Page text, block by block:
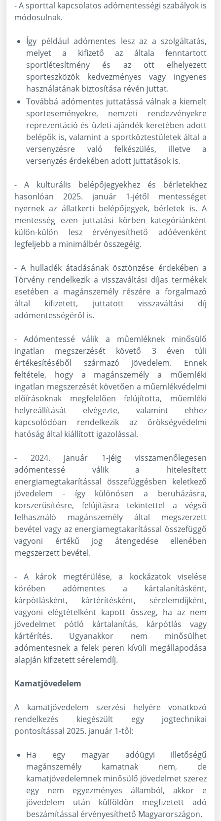
- A sporttal kapcsolatos adómentességi szabályok is
módosulnak.
Így például adómentes lesz az a szolgáltatás,
melyet a kifizető az általa fenntartott
sportlétesítmény és az ott elhelyezett
sporteszközök kedvezményes vagy ingyenes
használatának biztosítása révén juttat.
Továbbá adómentes juttatássá válnak a kiemelt
sporteseményekre, nemzeti rendezvényekre
reprezentáció és üzleti ajándék keretében adott
belépők is, valamint a sportköztestületek által a
versenyzésre való felkészülés, illetve a
versenyzés érdekében adott juttatások is.
- A kulturális belépőjegyekhez és bérletekhez
hasonlóan 2025. január 1-jétől mentességet
nyernek az állatkerti belépőjegyek, bérletek is. A
mentesség ezen juttatási körben kategóriánként
külön-külön lesz érvényesíthető adóévenként
legfeljebb a minimálbér összegéig.
- A hulladék átadásának ösztönzése érdekében a
Törvény rendelkezik a visszaváltási díjas termékek
esetében a magánszemély részére a forgalmazó
által kifizetett, juttatott visszaváltási díj
adómentességéről is.
- Adómentessé válik a műemléknek minősülő
ingatlan megszerzését követő 3 éven túli
értékesítéséből származó jövedelem. Ennek
feltétele, hogy a magánszemély a műemléki
ingatlan megszerzését követően a műemlékvédelmi
előírásoknak megfelelően felújította, műemléki
helyreállítását elvégezte, valamint ehhez
kapcsolódóan rendelkezik az örökségvédelmi
hatóság által kiállított igazolással.
- 2024. január 1-jéig visszamenőlegesen
adómentessé válik a hitelesített
energiamegtakarítással összefüggésben keletkező
jövedelem - így különösen a beruházásra,
korszerűsítésre, felújításra tekintettel a végső
felhasználó magánszemély által megszerzett
bevétel vagy az energiamegtakarítással összefüggő
vagyoni értékű jog átengedése ellenében
megszerzett bevétel.
- A károk megtérülése, a kockázatok viselése
körében adómentes a kártalanításként,
kárpótlásként, kártérítésként, sérelemdíjként,
vagyoni elégtételként kapott összeg, ha az nem
jövedelmet pótló kártalanítás, kárpótlás vagy
kártérítés. Ugyanakkor nem minősülhet
adómentesnek a felek peren kívüli megállapodása
alapján kifizetett sérelemdíj.
Kamatjövedelem
A kamatjövedelem szerzési helyére vonatkozó
rendelkezés kiegészült egy jogtechnikai
pontosítással 2025. január 1-től:
Ha egy magyar adóügyi illetőségű
magánszemély kamatnak nem, de
kamatjövedelemnek minősülő jövedelmet szerez
egy nem egyezményes államból, akkor e
jövedelem után külföldön megfizetett adó
beszámítással érvényesíthető Magyarországon.